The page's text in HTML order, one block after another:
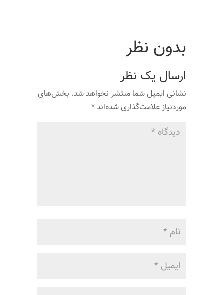
بدون نظر
ارسال یک نظر
نشانی ایمیل شما منتشر نخواهد شد. بخش‌های
موردنیاز علامت‌گذاری شده‌اند*